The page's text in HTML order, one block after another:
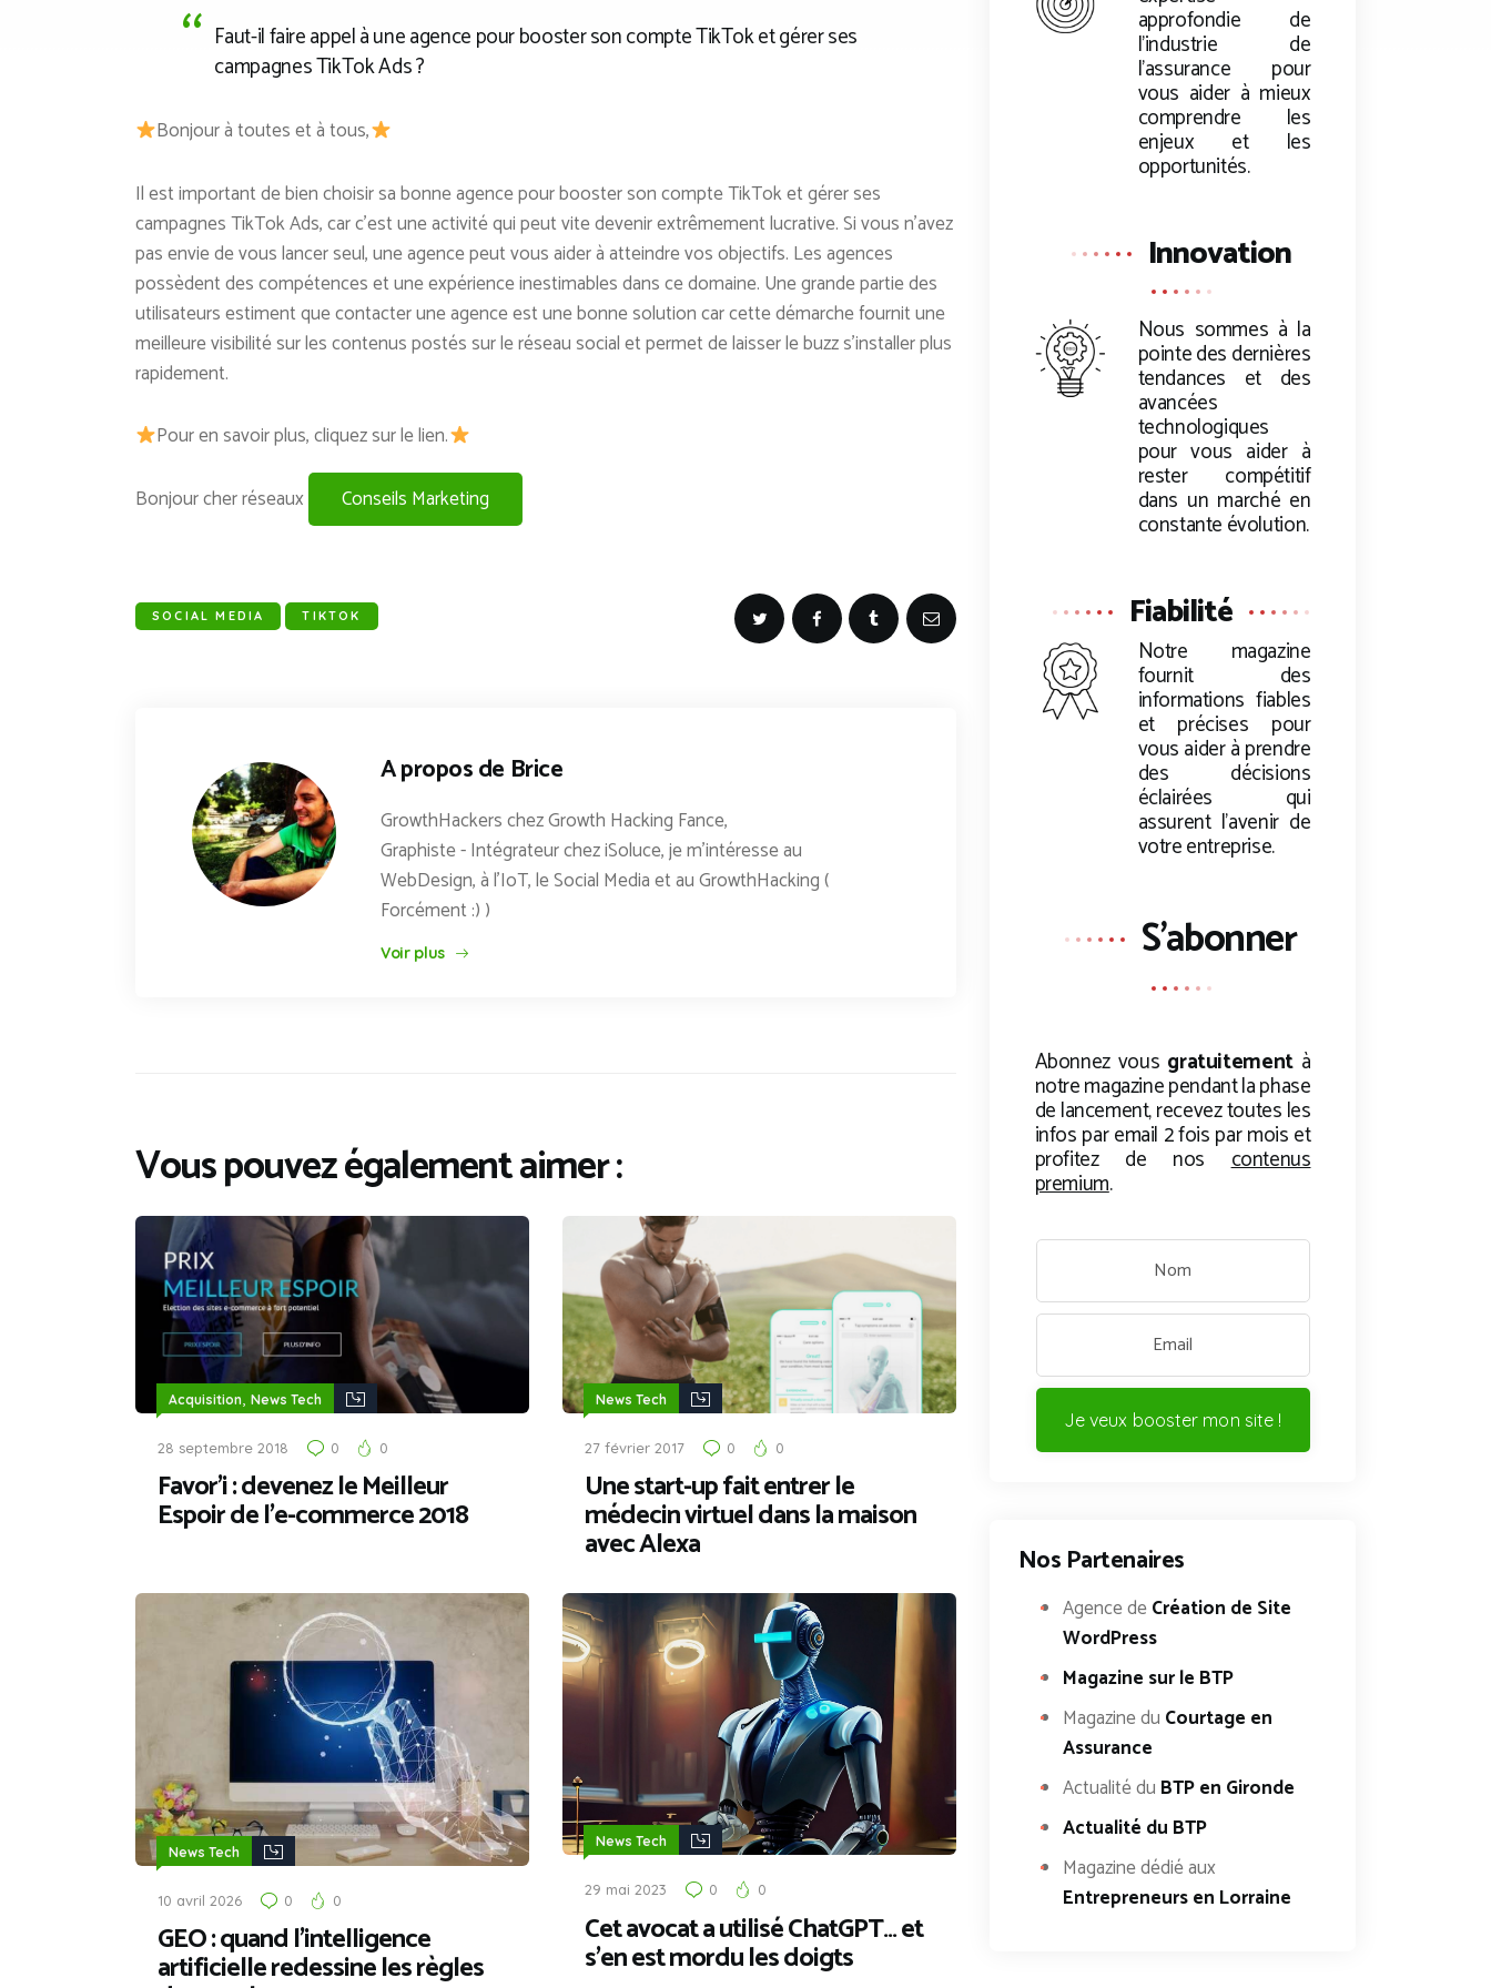
Faut-il faire appel à une agence pour booster son compte TikTok et gérer ses
campagnes TikTok Ads ?
Bonjour à toutes et à tous,
Il est important de bien choisir sa bonne agence pour booster son compte TikTok et gérer ses
campagnes TikTok Ads, car c’est une activité qui peut vite devenir extrêmement lucrative. Si vous n’avez
pas envie de vous lancer seul, une agence peut vous aider à atteindre vos objectifs. Les agences
possèdent des compétences et une expérience inestimables dans ce domaine. Une grande partie des
utilisateurs estiment que contacter une agence est une bonne solution car cette démarche fournit une
meilleure visibilité sur les contenus postés sur le réseau social et permet de laisser le buzz s’installer plus
rapidement.
Pour en savoir plus, cliquez sur le lien.
Bonjour cher réseaux Conseils Marketing
SOCIAL MEDIA TIKTOK
A propos de Brice
GrowthHackers chez Growth Hacking Fance,
Graphiste - Intégrateur chez iSoluce, je m'intéresse au
WebDesign, à l'IoT, le Social Media et au GrowthHacking (
Forcément :) )
Voir plus
Vous pouvez également aimer :
Acquisition News Tech
28 septembre 2018 0 0
Favor’i : devenez le Meilleur
Espoir de l’e-commerce 2018
News Tech
27 février 2017 0 0
Une start-up fait entrer le
médecin virtuel dans la maison
avec Alexa
News Tech
10 avril 2026 0 0
GEO : quand l’intelligence
artificielle redessine les règles
News Tech
29 mai 2023 0 0
Cet avocat a utilisé ChatGPT… et
s’en est mordu les doigts
approfondie de
l’industrie de
l’assurance pour
vous aider à mieux
comprendre les
enjeux et les
opportunités.
Innovation
Nous sommes à la
pointe des dernières
tendances et des
avancées
technologiques
pour vous aider à
rester compétitif
dans un marché en
constante évolution.
Fiabilité
Notre magazine
fournit des
informations fiables
et précises pour
vous aider à prendre
des décisions
éclairées qui
assurent l’avenir de
votre entreprise.
S'abonner
Abonnez vous gratuitementà
notre magazine pendant la phase
de lancement, recevez toutes les
infos par email 2 fois par mois et
profitez de noscontenus
premium.
Je veux booster mon site !
Nos Partenaires
Agence deCréation de Site
WordPress
Magazine sur le BTP
Magazine du Courtage en
Assurance
Actualité du BTP en Gironde
Actualité du BTP
Magazine dédié aux
Entrepreneurs en Lorraine